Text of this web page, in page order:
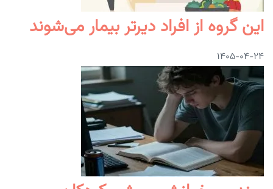
این گروه از افراد دیرتر بیمار می‌شوند
۱۴۰۵-۰۴-۲۴